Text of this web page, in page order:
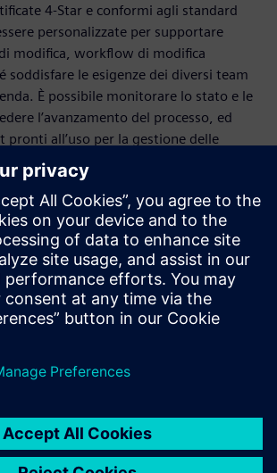
4-Star e conformi agli standard
personalizzate per supportare
modifica, workflow di modifica
soddisfare le esigenze dei diversi team
È possibile monitorare lo stato e le
l’avanzamento del processo, ed
pronti all’uso per la gestione delle
a ciclo chiuso forniscono feedback e
per la cronologia e il monitoraggio
alla risoluzione dei problemi, al fine di
e condividere i dati essenziali sulla
per saperne di più sulle soluzioni
delle modifiche tecniche. Scopri
può aiutare la tua azienda a ridurre i
qualità e apportare le modifiche ai
a promuovere l’innovazione.